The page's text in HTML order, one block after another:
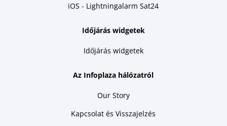
iOS - Lightningalarm Sat24
Időjárás widgetek
Időjárás widgetek
Az Infoplaza hálózatról
Our Story
Kapcsolat és Visszajelzés